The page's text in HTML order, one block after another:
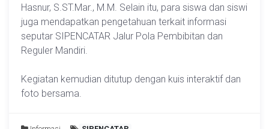
Hasnur, S.ST.Mar., M.M. Selain itu, para siswa dan siswi
juga mendapatkan pengetahuan terkait informasi
seputar SIPENCATAR Jalur Pola Pembibitan dan
Reguler Mandiri.
Kegiatan kemudian ditutup dengan kuis interaktif dan
foto bersama.